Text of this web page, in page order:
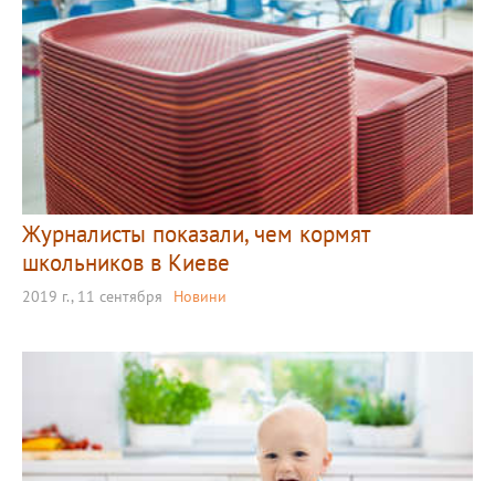
Журналисты показали, чем кормят
школьников в Киеве
2019 г., 11 сентября Новини